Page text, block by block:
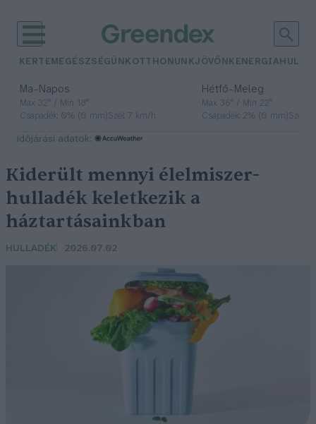
KERTEM EGÉSZSÉGÜNK OTTHONUNKJÖVŐNK ENERGIA
Ma– Napos
Max 32° / Min 18°
Csapadék: 0% (0 mm)Szél: 7 km/h
Hétfő– Meleg
Max 36° / Min 22°
Csapadék: 2% (0 mm)Szél:
időjárási adatok:
Kiderült mennyi élelmiszer-
hulladék keletkezik a
háztartásainkban
HULLADÉK 2026.07.02